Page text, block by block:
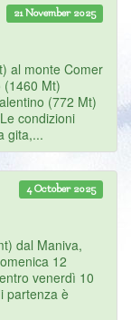
21 November 2025
al monte Comer
(1460 Mt)
(772 Mt)
condizioni
gita,...
4 October 2025
dal Maniva,
12
venerdì 10
partenza è